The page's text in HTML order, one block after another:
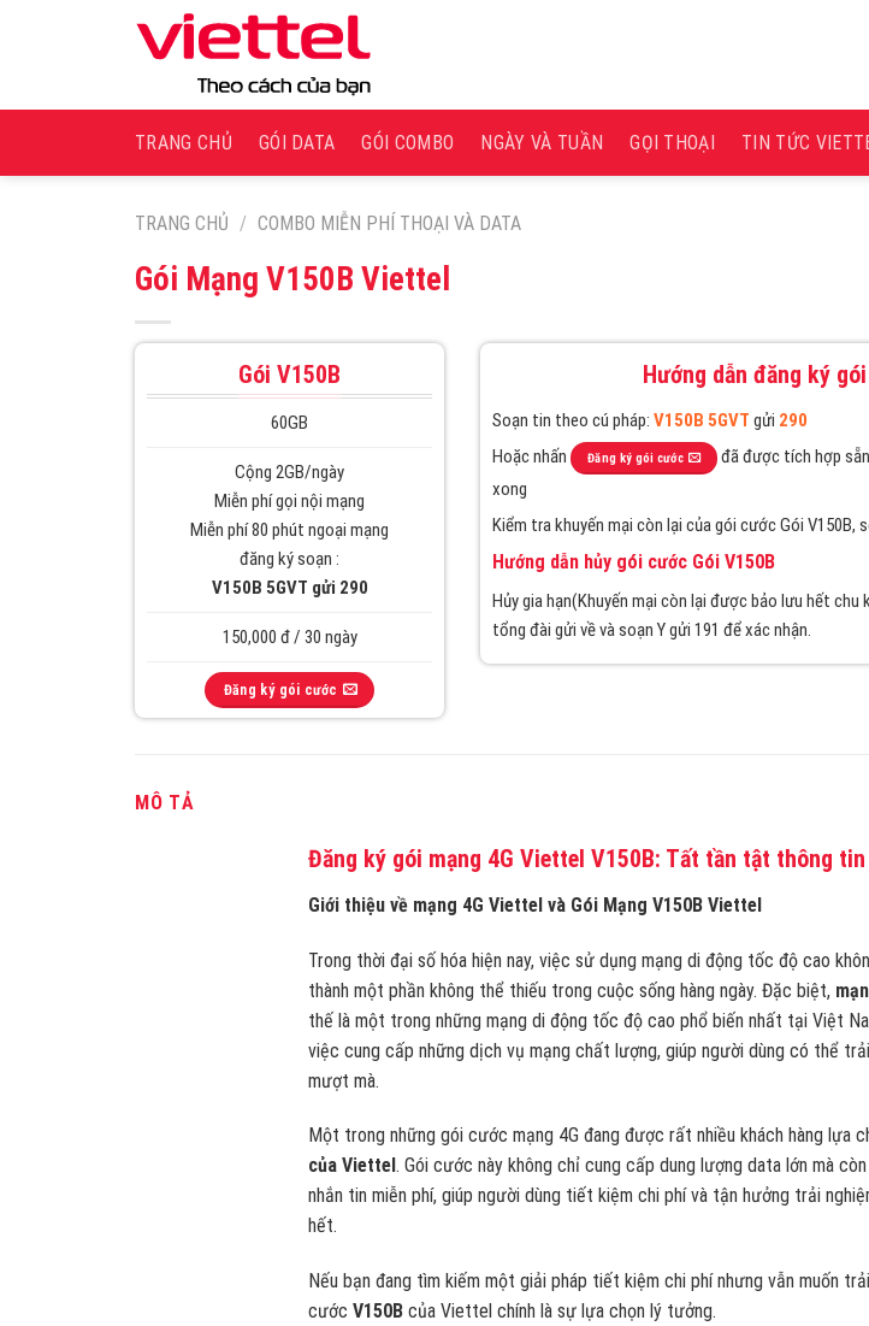
TRANG CHỦ GÓI DATA GÓI COMBO NGÀY VÀ TUẦN GỌI THOẠI TIN TỨC
TRANG CHỦ / COMBO MIỄN PHÍ THOẠI VÀ DATA
Gói Mạng V150B Viettel
Gói V150B
60GB
Cộng 2GB/ngày
Miễn phí gọi nội mạng
Miễn phí 80 phút ngoại mạng
đăng ký soạn :
V150B 5GVT gửi 290
150,000 đ / 30 ngày
Đăng ký gói cước
Hướng dẫn đăng ký
Soạn tin theo cú pháp:V150B 5GVT gửi 290
Hoặc nhấn
Đăng ký gói cước
đã được tích hợp sẵn
xong
Kiểm tra khuyến mại còn lại của gói cước Gói V150B,
Hướng dẫn hủy gói cước Gói V150B
Hủy gia hạn(Khuyến mại còn lại được bảo lưu hết chu
tổng đài gửi về và soạn Y gửi 191 để xác nhận.
MÔ TẢ
Đăng ký gói mạng 4G Viettel V150B: Tất tần tật thông
Giới thiệu về mạng 4G Viettel và Gói Mạng V150B Viettel
Trong thời đại số hóa hiện nay, việc sử dụng mạng di động tốc độ cao
thành một phần không thể thiếu trong cuộc sống hàng ngày. Đặc biệt,
thế là một trong những mạng di động tốc độ cao phổ biến nhất tại Việt
việc cung cấp những dịch vụ mạng chất lượng, giúp người dùng có thể
mượt mà.
Một trong những gói cước mạng 4G đang được rất nhiều khách hàng lựa
của Viettel . Gói cước này không chỉ cung cấp dung lượng data lớn mà
nhắn tin miễn phí, giúp người dùng tiết kiệm chi phí và tận hưởng trải
hết.
Nếu bạn đang tìm kiếm một giải pháp tiết kiệm chi phí nhưng vẫn muốn
cước V150Bcủa Viettel chính là sự lựa chọn lý tưởng.